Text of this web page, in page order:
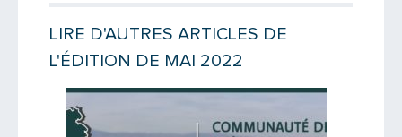
Message
LIRE D'AUTRES ARTICLES DE
L'ÉDITION DE MAI 2022
Lire la suite